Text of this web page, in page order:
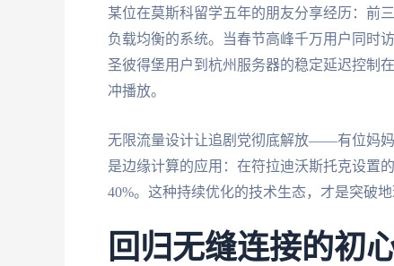
某位在莫斯科留学五年的朋友分享经历：前
负载均衡的系统。当春节高峰千万用户同时
圣彼得堡用户到杭州服务器的稳定延迟控制
冲播放。
无限流量设计让追剧党彻底解放——有位妈
是边缘计算的应用：在符拉迪沃斯托克设置
40%。这种持续优化的技术生态，才是突破地
回归无缝连接的初